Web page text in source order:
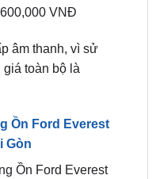
VNĐ
âm thanh, vì sử
toàn bộ là
Ồn Ford Everest
Gòn